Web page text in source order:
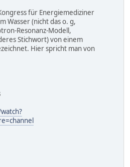
für Energiemediziner
Wasser (nicht das o. g,
Resonanz-Modell,
Stichwort) von einem
Hier spricht man von